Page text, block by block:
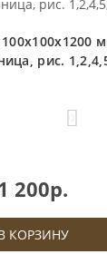
рис.
200р.
КОРЗИНУ